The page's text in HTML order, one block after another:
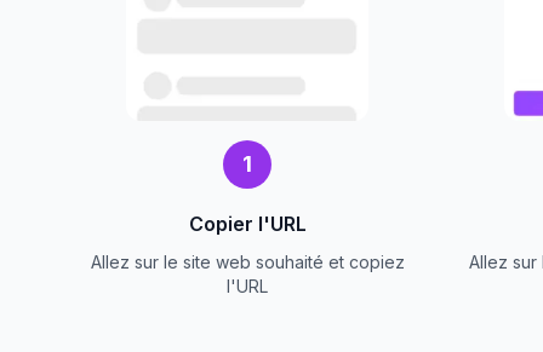
1
Copier l'URL
Allez sur le site web souhaité et copiez
l'URL
Allez